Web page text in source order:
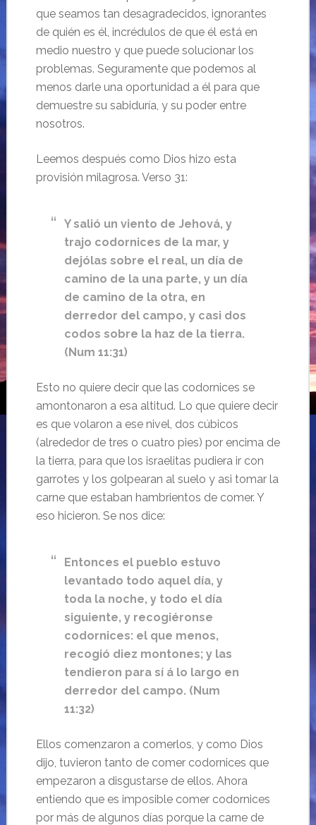
que seamos tan desagradecidos, ignorantes
de quién es él, incrédulos de que él está en
medio nuestro y que puede solucionar los
problemas. Seguramente que podemos al
menos darle una oportunidad a él para que
demuestre su sabiduría, y su poder entre
nosotros.
Leemos después como Dios hizo esta
provisión milagrosa. Verso 31:
Y salió un viento de Jehová, y
trajo codornices de la mar, y
dejólas sobre el real, un día de
camino de la una parte, y un día
de camino de la otra, en
derredor del campo, y casi dos
codos sobre la haz de la tierra.
(Num 11:31)
Esto no quiere decir que las codornices se
amontonaron a esa altitud. Lo que quiere decir
es que volaron a ese nivel, dos cúbicos
(alrededor de tres o cuatro pies) por encima de
la tierra, para que los israelitas pudiera ir con
garrotes y los golpearan al suelo y asi tomar la
carne que estaban hambrientos de comer. Y
eso hicieron. Se nos dice:
Entonces el pueblo estuvo
levantado todo aquel día, y
toda la noche, y todo el día
siguiente, y recogiéronse
codornices: el que menos,
recogió diez montones; y las
tendieron para sí á lo largo en
derredor del campo. (Num
11:32)
Ellos comenzaron a comerlos, y como Dios
dijo, tuvieron tanto de comer codornices que
empezaron a disgustarse de ellos. Ahora
entiendo que es imposible comer codornices
por más de algunos días porque la carne de